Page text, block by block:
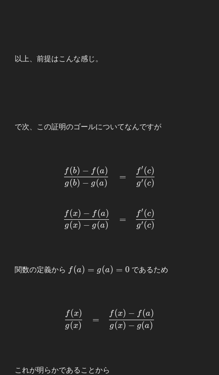
以上、前提はこんな感じ。
で次、この証明のゴールについてなんですが
\begin{array}{llllll} \displaystyle
\frac{f(b)-f(a)}{g(b)-
\displaystyle \frac{f(x)-f(a)}{g(x)-
g(a)}&=&\displaystyle\frac{f^{\prime}
g(b) − g(a)
f(b) − f(a)
g(x) − g(a)
f(x) − f(a)
=
=
g′(c)
f′(c)
g′(c)
f′(c)
関数の定義から f(a)=g(a)=0
f(a) = g(a) = 0であるため
\begin{array}{llllll}
\displaystyle\frac{f(x)}
g(a)} \end{array}
g(x)
f (x)
=
g(x) − g(a)
f(x) − f(a)
これが明らかであることから